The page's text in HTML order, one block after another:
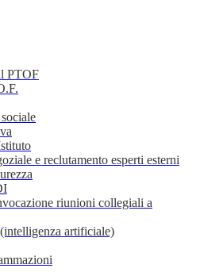
PTOF
e reclutamento esperti esterni
riunioni collegiali a
artificiale)